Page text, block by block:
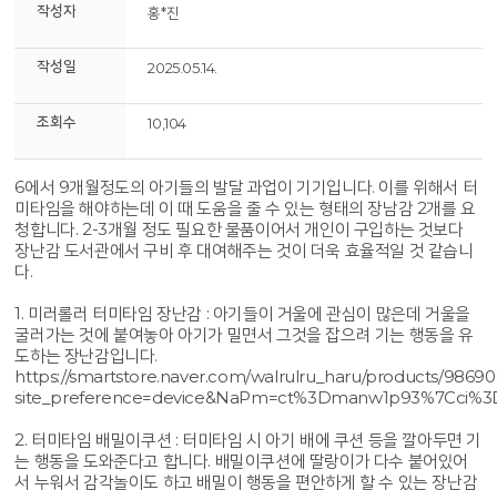
작성자 홍*진
작성일 2025.05.14.
조회수 10,104
6에서 9개월정도의 아기들의 발달 과업이 기기입니다. 이를 위해서 터
미타임을 해야하는데 이 때 도움을 줄 수 있는 형태의 장남감 2개를 요
청합니다. 2-3개월 정도 필요한 물품이어서 개인이 구입하는 것보다
장난감 도서관에서 구비 후 대여해주는 것이 더욱 효율적일 것 같습니
다.
1. 미러롤러 터미타임 장난감 : 아기들이 거울에 관심이 많은데 거울을
굴러가는 것에 붙여놓아 아기가 밀면서 그것을 잡으려 기는 행동을 유
도하는 장난감입니다.
https://smartstore.naver.com/walrulru_haru/products/
2. 터미타임 배밀이쿠션 : 터미타임 시 아기 배에 쿠션 등을 깔아두면 기
는 행동을 도와준다고 합니다. 배밀이쿠션에 딸랑이가 다수 붙어있어
서 누워서 감각놀이도 하고 배밀이 행동을 편안하게 할 수 있는 장난감